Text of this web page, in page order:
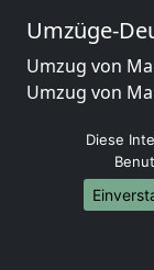
Umzüge-
Umzug von
Umzug von
Umzug von
Umzug von
Umzug von
Umzug von
Umzug von
Diese